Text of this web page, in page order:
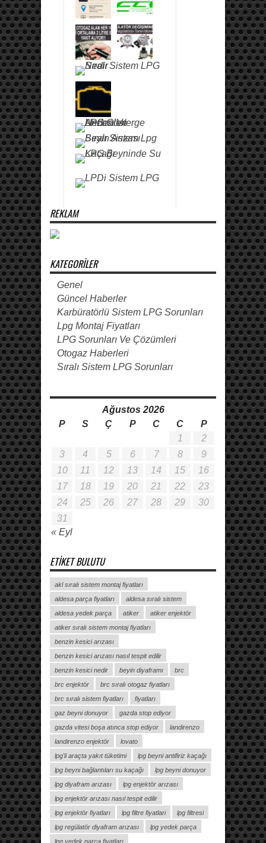
REKLAM
KATEGORILER
Genel
Güncel Haberler
Karbüratörlü Sistem LPG Sorunları
Lpg Montaj Fiyatları
LPG Sorunları Ve Çözümleri
Otogaz Haberleri
Sıralı Sistem LPG Sorunları
Ağustos 2026
P
S Ç P C C P
« Eyl
1
2
3
4 5 6 7 8
9
10
11 12 13 14 15
16
17
18 19 20 21 22
23
24
25 26 27 28 29
30
31
ETIKET BULUTU
akl sıralı sistem montaj fiyatları
aldesa parça fiyatları
aldesa sıralı sistem
aldesa yedek parça
atiker
atiker enjektör
atiker sıralı sistem montaj fiyatları
benzin kesici arızası
benzin kesici arızası nasıl tespit edilir
benzin kesici nedir
beyin diyaframı
brc
brc enjektör
brc sıralı otogaz fiyatları
brc sıralı sistem fiyatları
fiyatları
gaz beyni donuyor
gazda stop ediyor
gazda vitesi boşa atınca stop ediyor
landirenzo
landirenzo enjektör
lovato
lpg'li araçta yakıt tüketimi
lpg beyni antifiriz kaçağı
lpg beyni bağlantıları su kaçağı
lpg beyni donuyor
lpg diyafram arızası
lpg enjektör arızası
lpg enjektör arızası nasıl tespit edilir
lpg enjektör fiyatları
lpg filtre fiyatlari
lpg filtresi
lpg regülatör diyafram arızası
lpg yedek parça
lpg yedek parça fiyatları